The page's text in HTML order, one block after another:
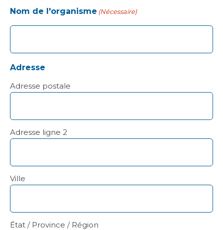
Nom de l'organisme (Nécessaire)
Adresse
Adresse postale
Adresse ligne 2
Ville
État / Province / Région